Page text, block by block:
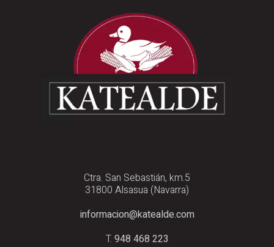
Ctra. San Sebastián, km.5
31800 Alsasua (Navarra)
informacion@katealde.com
T. 948 468 223